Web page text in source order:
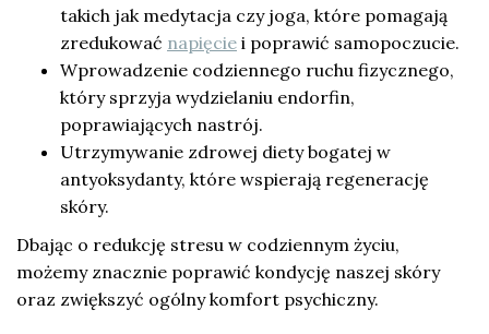
takich jak medytacja czy joga, które pomagają
zredukować napięcie i poprawić samopoczucie.
Wprowadzenie codziennego ruchu fizycznego,
który sprzyja wydzielaniu endorfin,
poprawiających nastrój.
Utrzymywanie zdrowej diety bogatej w
antyoksydanty, które wspierają regenerację
skóry.
Dbając o redukcję stresu w codziennym życiu,
możemy znacznie poprawić kondycję naszej skóry
oraz zwiększyć ogólny komfort psychiczny.